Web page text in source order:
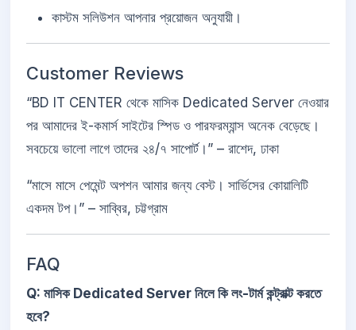
কাস্টম সলিউশন আপনার প্রয়োজন অনুযায়ী।
Customer Reviews
“BD IT CENTER থেকে মাসিক Dedicated Server নেওয়ার
পর আমাদের ই-কমার্স সাইটের স্পিড ও পারফরম্যান্স অনেক বেড়েছে।
সবচেয়ে ভালো লাগে তাদের ২৪/৭ সাপোর্ট।” – রাশেদ, ঢাকা
“মাসে মাসে পেমেন্ট অপশন আমার জন্য বেস্ট। সার্ভিসের কোয়ালিটি
একদম টপ।” – সাব্বির, চট্টগ্রাম
FAQ
Q: মাসিক Dedicated Server নিলে কি লং-টার্ম কন্ট্রাক্ট করতে
হবে?